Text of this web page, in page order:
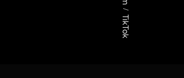
/
TikTok